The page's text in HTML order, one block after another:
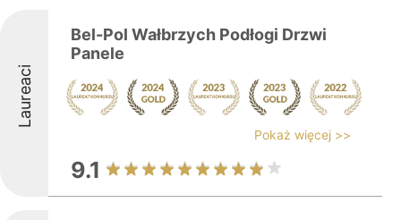
Laureaci
Bel-Pol Wałbrzych Podłogi Drzwi
Panele
Pokaż więcej >>
9.1